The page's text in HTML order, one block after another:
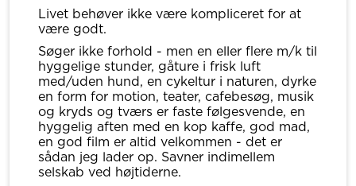
Livet behøver ikke være kompliceret for at
være godt.
Søger ikke forhold - men en eller flere m/k til
hyggelige stunder, gåture i frisk luft
med/uden hund, en cykeltur i naturen, dyrke
en form for motion, teater, cafebesøg, musik
og kryds og tværs er faste følgesvende, en
hyggelig aften med en kop kaffe, god mad,
en god film er altid velkommen - det er
sådan jeg lader op. Savner indimellem
selskab ved højtiderne.